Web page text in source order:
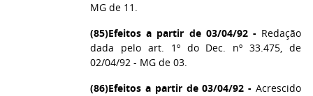
MG de 11.
(85)Efeitos a partir de 03/04/92 -Redação
dada pelo art. 1º do Dec. nº 33.475, de
02/04/92 - MG de 03.
(86)Efeitos a partir de 03/04/92 - Acrescido